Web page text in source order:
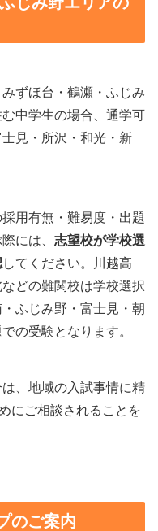
ずほ台・鶴瀬・ふじみ
中学生の場合、通学可
見・所沢・和光・新
用有無・難易度・出題
には、 志望校が学校選
してください。川越高
どの難関校は学校選択
ふじみ野・富士見・朝
の受験となります。
、地域の入試事情に精
にご相談されることを
のご案内